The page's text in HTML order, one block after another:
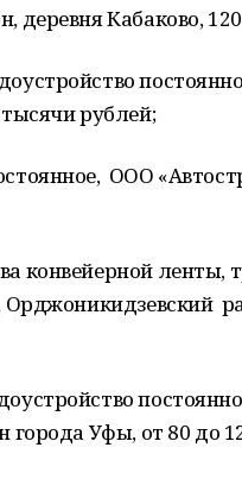
деревня Кабаково,
рублей;
ООО
конвейерной ленты,
города Уфы, от 80 до